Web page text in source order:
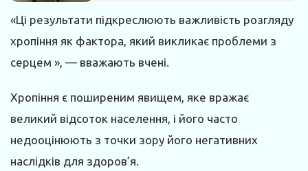
«Ці результати підкреслюють важливість розгляду
хропіння як фактора, який викликає проблеми з
серцем », — вважають вчені.
Хропіння є поширеним явищем, яке вражає
великий відсоток населення, і його часто
недооцінюють з точки зору його негативних
наслідків для здоров’я.